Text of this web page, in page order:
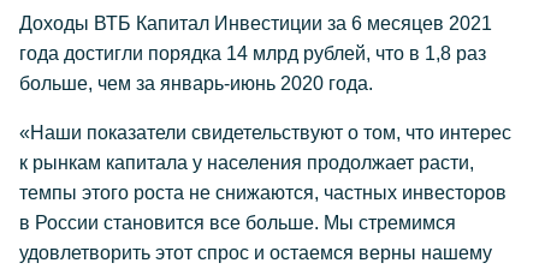
Доходы ВТБ Капитал Инвестиции за 6 месяцев 2021
года достигли порядка 14 млрд рублей, что в 1,8 раз
больше, чем за январь-июнь 2020 года.
«Наши показатели свидетельствуют о том, что интерес
к рынкам капитала у населения продолжает расти,
темпы этого роста не снижаются, частных инвесторов
в России становится все больше. Мы стремимся
удовлетворить этот спрос и остаемся верны нашему